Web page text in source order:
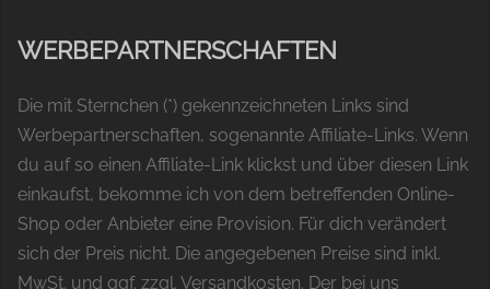
WERBEPARTNERSCHAFTEN
Die mit Sternchen (*) gekennzeichneten Links sind
Werbepartnerschaften, sogenannte Affiliate-Links. Wenn
du auf so einen Affiliate-Link klickst und über diesen Link
einkaufst, bekomme ich von dem betreffenden Online-
Shop oder Anbieter eine Provision. Für dich verändert
sich der Preis nicht. Die angegebenen Preise sind inkl.
MwSt. und ggf. zzgl. Versandkosten. Der bei uns